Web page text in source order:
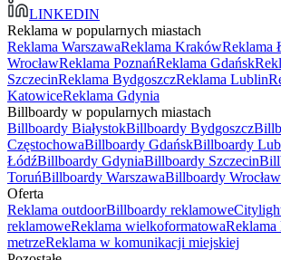
LINKEDIN
Reklama w popularnych miastach
Reklama WarszawaReklama KrakówReklama
WrocławReklama PoznańReklama Gdańsk
SzczecinReklama BydgoszczReklama Lublin
KatowiceReklama Gdynia
Billboardy w popularnych miastach
Billboardy BiałystokBillboardy Bydgoszcz
CzęstochowaBillboardy GdańskBillboardy
ŁódźBillboardy GdyniaBillboardy Szczecin
ToruńBillboardy WarszawaBillboardy Wrocław
Oferta
Reklama outdoorBillboardy reklamowe
reklamoweReklama wielkoformatowa
metrzeReklama w komunikacji miejskiej